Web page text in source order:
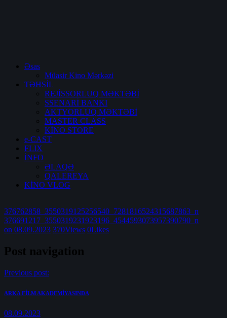
Əsas
Müasir Kino Mərkəzi
TƏHSİL
REJİSSORLUQ MƏKTƏBİ
SSENARİ BANKI
AKTYORLUQ MƏKTƏBİ
MASTER CLASS
KİNO STORE
e-CAST
FLIX
İNFO
ƏLAQƏ
QALEREYA
KİNO VLOG
376762858_3550319125256540_7281816524315687863_n
376691217_3550319231923196_4544593073957390790_n
on 08.09.2023 370Views 0Likes
Post navigation
Previous post:
ARKA FİLM AKADEMİYASINDA
08.09.2023